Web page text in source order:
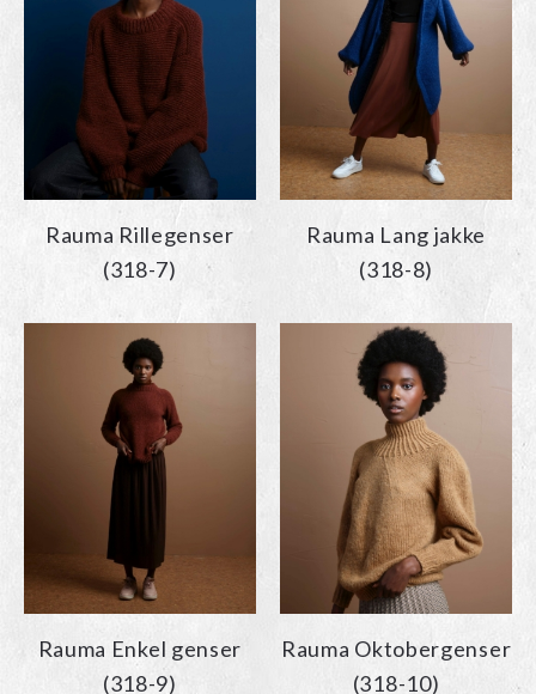
Rauma Rillegenser
(318-7)
Rauma Lang jakke
(318-8)
Rauma Enkel genser
(318-9)
Rauma Oktobergenser
(318-10)